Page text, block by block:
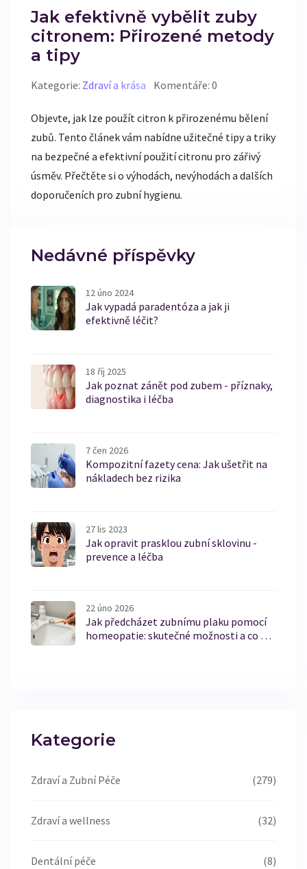
Jak efektivně vybělit zuby
citronem: Přirozené metody
a tipy
Kategorie: Zdraví a krása Komentáře: 0
Objevte, jak lze použít citron k přirozenému bělení
zubů. Tento článek vám nabídne užitečné tipy a triky
na bezpečné a efektivní použití citronu pro zářivý
úsměv. Přečtěte si o výhodách, nevýhodách a dalších
doporučeních pro zubní hygienu.
Nedávné příspěvky
12 úno 2024
Jak vypadá paradentóza a jak ji
efektivně léčit?
18 říj 2025
Jak poznat zánět pod zubem - příznaky,
diagnostika i léčba
7 čen 2026
Kompozitní fazety cena: Jak ušetřit na
nákladech bez rizika
27 lis 2023
Jak opravit prasklou zubní sklovinu -
prevence a léčba
22 úno 2026
Jak předcházet zubnímu plaku pomocí
homeopatie: skutečné možnosti a co o
Kategorie
Zdraví a Zubní Péče (279)
Zdraví a wellness (32)
Dentální péče (8)